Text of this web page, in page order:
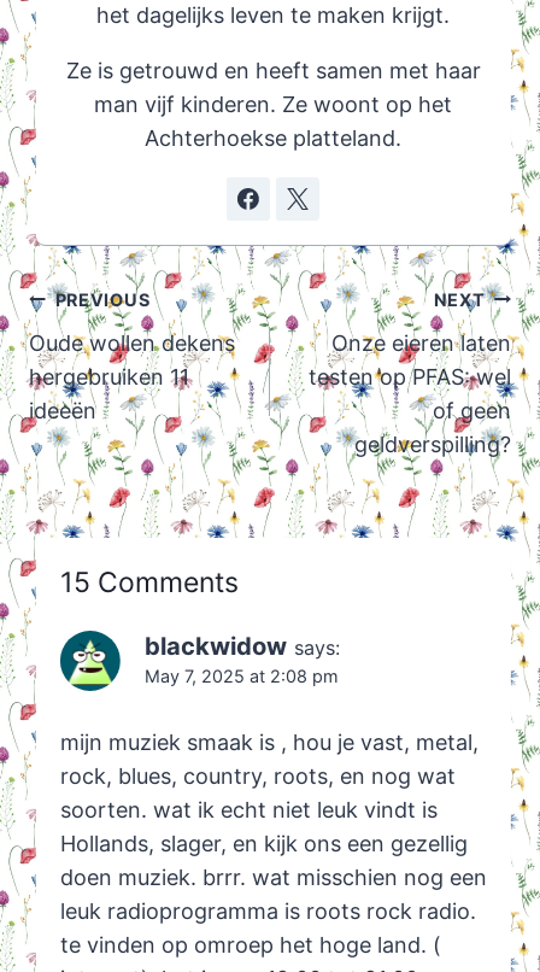
het dagelijks leven te maken krijgt.
Ze is getrouwd en heeft samen met haar
man vijf kinderen. Ze woont op het
Achterhoekse platteland.
Post
navigation
PREVIOUS
Oude wollen dekens
hergebruiken 11
ideeën
NEXT
Onze eieren laten
testen op PFAS: wel
of geen
geldverspilling?
15 Comments
blackwidow says:
May 7, 2025 at 2:08 pm
mijn muziek smaak is , hou je vast, metal,
rock, blues, country, roots, en nog wat
soorten. wat ik echt niet leuk vindt is
Hollands, slager, en kijk ons een gezellig
doen muziek. brrr. wat misschien nog een
leuk radioprogramma is roots rock radio.
te vinden op omroep het hoge land. (